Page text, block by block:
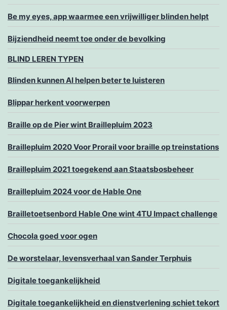
Be my eyes, app waarmee een vrijwilliger blinden helpt
Bijziendheid neemt toe onder de bevolking
BLIND LEREN TYPEN
Blinden kunnen AI helpen beter te luisteren
Blippar herkent voorwerpen
Braille op de Pier wint Braillepluim 2023
Braillepluim 2020 Voor Prorail voor braille op treinstations
Braillepluim 2021 toegekend aan Staatsbosbeheer
Braillepluim 2024 voor de Hable One
Brailletoetsenbord Hable One wint 4TU Impact challenge
Chocola goed voor ogen
De worstelaar, levensverhaal van Sander Terphuis
Digitale toegankelijkheid
Digitale toegankelijkheid en dienstverlening schiet tekort